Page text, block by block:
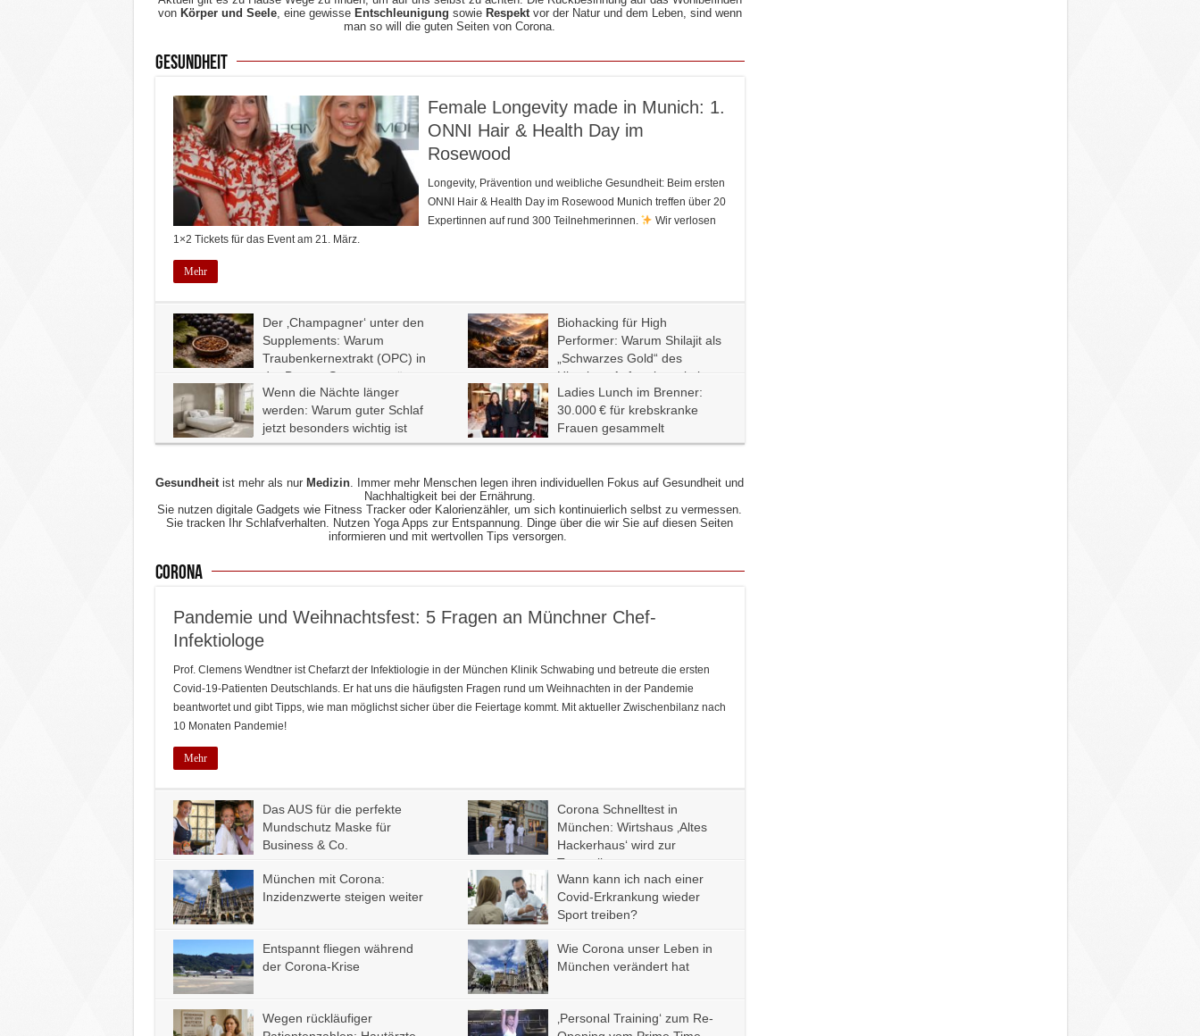
von Körper und Seele, eine gewisse Entschleunigung sowie Respektvor der Natur und dem Leben, sind wenn
man so will die guten Seiten von Corona.
Gesundheit
Female Longevity made in Munich: 1.
ONNI Hair & Health Day im
Rosewood
Longevity, Prävention und weibliche Gesundheit: Beim ersten
ONNI Hair & Health Day im Rosewood Munich treffen über 20
Expertinnen auf rund 300 Teilnehmerinnen.
Wir verlosen
1×2 Tickets für das Event am 21. März.
Mehr
Der ‚Champagner‘ unter den
Supplements: Warum
Traubenkernextrakt (OPC) in
der Beauty-Szene so präsent
ist
Biohacking für High
Performer: Warum Shilajit als
„Schwarzes Gold“ des
Himalaya Aufmerksamkeit
erhält
Wenn die Nächte länger
werden: Warum guter Schlaf
jetzt besonders wichtig ist
Ladies Lunch im Brenner:
30.000 € für krebskranke
Frauen gesammelt
Gesundheitist mehr als nur Medizin. Immer mehr Menschen legen ihren individuellen Fokus auf Gesundheit und
Nachhaltigkeit bei der Ernährung.
Sie nutzen digitale Gadgets wie Fitness Tracker oder Kalorienzähler, um sich kontinuierlich selbst zu vermessen.
Sie tracken Ihr Schlafverhalten. Nutzen Yoga Apps zur Entspannung. Dinge über die wir Sie auf diesen Seiten
informieren und mit wertvollen Tips versorgen.
Corona
Pandemie und Weihnachtsfest: 5 Fragen an Münchner Chef-
Infektiologe
Prof. Clemens Wendtner ist Chefarzt der Infektiologie in der München Klinik Schwabing und betreute die ersten
Covid-19-Patienten Deutschlands. Er hat uns die häufigsten Fragen rund um Weihnachten in der Pandemie
beantwortet und gibt Tipps, wie man möglichst sicher über die Feiertage kommt. Mit aktueller Zwischenbilanz nach
10 Monaten Pandemie!
Mehr
Das AUS für die perfekte
Mundschutz Maske für
Business & Co.
Corona Schnelltest in
München: Wirtshaus ‚Altes
Hackerhaus‘ wird zur
Teststelle
München mit Corona:
Inzidenzwerte steigen weiter
Wann kann ich nach einer
Covid-Erkrankung wieder
Sport treiben?
Entspannt fliegen während
der Corona-Krise
Wie Corona unser Leben in
München verändert hat
Wegen rückläufiger
‚Personal Training‘ zum Re-